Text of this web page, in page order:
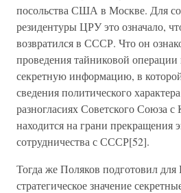
посольства США в Москве. Для
резидентуры ЦРУ это означало,
возвратился в СССР. Что он
проведения тайниковой операции
секретную информацию, в
сведения политического
разногласиях Советского Союза
находится на грани прекращения
сотрудничества с СССР[52].
Тогда же Поляков подготовил
стратегическое значение